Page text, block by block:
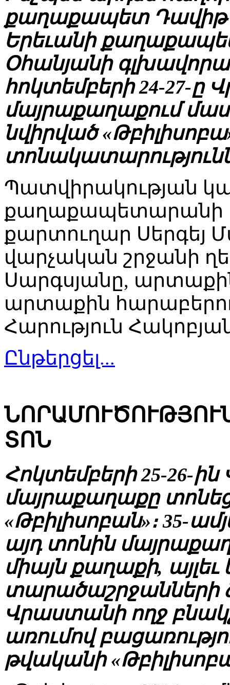
քաղաքապետ Դավիթ
Երեւանի
Օհանյանի
հոկտեմբերի 24-27-ը
մայրաքաղաքում
նվիրված
Պատվիրակության
քարտուղար Սերգեյ
վարչական շրջանի
Սարգսյանը,
արտաքին
Հարություն
Ընթերցել...
ՏՈՆ
Հոկտեմբերի 25-26-
մայրաքաղաքը
«Թբիլիսոբան»։ 35-
այդ տոնին
միայն քաղաքի, այլեւ
տարածաշրջանների
Վրաստանի ողջ
առումով
թվականի